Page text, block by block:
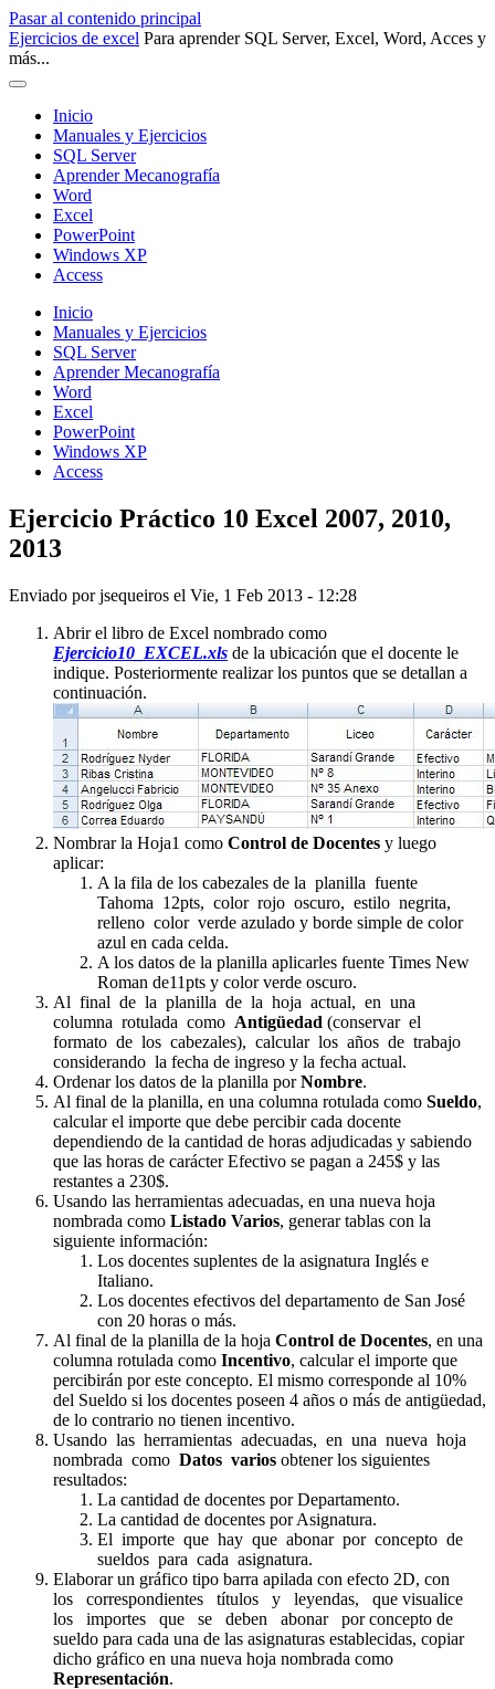
Pasar al contenido principal
Ejercicios de excel Para aprender SQL Server, Excel, Word, Acces y
más...
Inicio
Manuales y Ejercicios
SQL Server
Aprender Mecanografía
Word
Excel
PowerPoint
Windows XP
Access
Inicio
Manuales y Ejercicios
SQL Server
Aprender Mecanografía
Word
Excel
PowerPoint
Windows XP
Access
Ejercicio Práctico 10 Excel 2007, 2010,
2013
Enviado porjsequeiros el Vie, 1 Feb 2013 - 12:28
Abrir el libro de Excel nombrado como
Ejercicio10_EXCEL.xls de la ubicación que el docente le
indique. Posteriormente realizar los puntos que se detallan a
continuación.
Nombrar la Hoja1 como Control de Docentes y luego
aplicar:
A la fila de los cabezales de la planilla fuente
Tahoma 12pts, color rojo oscuro, estilo negrita,
relleno color verde azulado y borde simple de color
azul en cada celda.
A los datos de la planilla aplicarles fuente Times New
Roman de11pts y color verde oscuro.
Al final de la planilla de la hoja actual, en una
columna rotulada como Antigüedad (conservar el
formato de los cabezales), calcular los años de trabajo
considerando la fecha de ingreso y la fecha actual.
Ordenar los datos de la planilla porNombre.
Al final de la planilla, en una columna rotulada como Sueldo,
calcular el importe que debe percibir cada docente
dependiendo de la cantidad de horas adjudicadas y sabiendo
que las horas de carácter Efectivo se pagan a 245$ y las
restantes a 230$.
Usando las herramientas adecuadas, en una nueva hoja
nombrada como Listado Varios, generar tablas con la
siguiente información:
Los docentes suplentes de la asignatura Inglés e
Italiano.
Los docentes efectivos del departamento de San José
con 20 horas o más.
Al final de la planilla de la hoja Control de Docentes, en una
columna rotulada como Incentivo, calcular el importe que
percibirán por este concepto. El mismo corresponde al 10%
del Sueldo si los docentes poseen 4 años o más de antigüedad,
de lo contrario no tienen incentivo.
Usando las herramientas adecuadas, en una nueva hoja
nombrada como Datos varios obtener los siguientes
resultados:
La cantidad de docentes por Departamento.
La cantidad de docentes por Asignatura.
El importe que hay que abonar por concepto de
sueldos para cada asignatura.
Elaborar un gráfico tipo barra apilada con efecto 2D, con
los correspondientes títulos y leyendas, que visualice
los importes que se deben abonar por concepto de
sueldo para cada una de las asignaturas establecidas, copiar
dicho gráfico en una nueva hoja nombrada como
Representación.